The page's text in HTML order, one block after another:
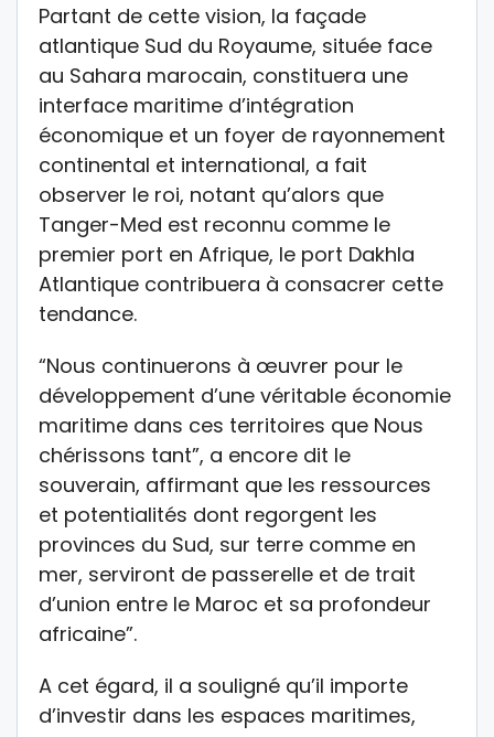
Partant de cette vision, la façade
atlantique Sud du Royaume, située face
au Sahara marocain, constituera une
interface maritime d’intégration
économique et un foyer de rayonnement
continental et international, a fait
observer le roi, notant qu’alors que
Tanger-Med est reconnu comme le
premier port en Afrique, le port Dakhla
Atlantique contribuera à consacrer cette
tendance.
“Nous continuerons à œuvrer pour le
développement d’une véritable économie
maritime dans ces territoires que Nous
chérissons tant”, a encore dit le
souverain, affirmant que les ressources
et potentialités dont regorgent les
provinces du Sud, sur terre comme en
mer, serviront de passerelle et de trait
d’union entre le Maroc et sa profondeur
africaine”.
A cet égard, il a souligné qu’il importe
d’investir dans les espaces maritimes,